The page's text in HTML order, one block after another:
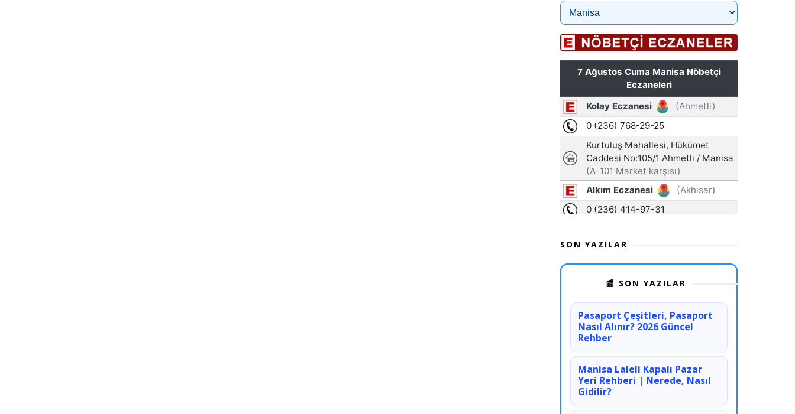
SON YAZILAR
📰 SON YAZILAR
Pasaport Çeşitleri, Pasaport
Nasıl Alınır? 2026 Güncel
Rehber
Manisa Laleli Kapalı Pazar
Yeri Rehberi | Nerede, Nasıl
Gidilir?